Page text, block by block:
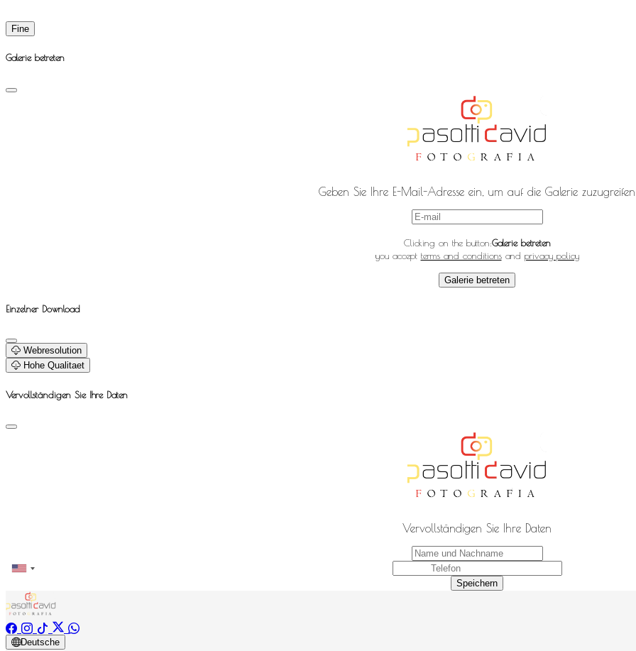
Fine
Galerie betreten
Geben Sie Ihre E-Mail-Adresse ein, um auf die Galerie zuzugreifen
Clicking on the button:Galerie betreten
you accept terms and conditionsand privacy policy
Galerie betreten
Einzelner Download
Webresolution
Hohe Qualitaet
Vervollständigen Sie Ihre Daten
Vervollständigen Sie Ihre Daten
Speichern
Deutsche